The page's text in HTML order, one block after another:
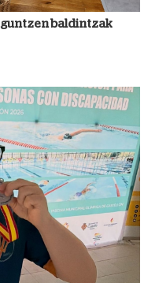
baldintzak